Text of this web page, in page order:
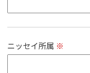
ニッセイ所属 ※